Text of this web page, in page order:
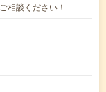
相談ください！